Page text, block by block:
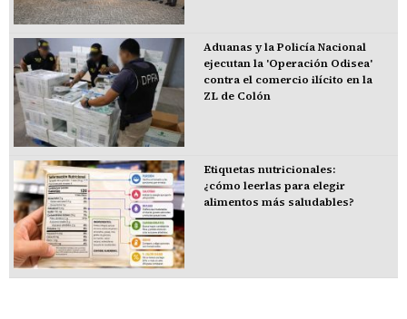
Aduanas y la Policía Nacional
ejecutan la 'Operación Odisea'
contra el comercio ilícito en la
ZL de Colón
Etiquetas nutricionales:
¿cómo leerlas para elegir
alimentos más saludables?